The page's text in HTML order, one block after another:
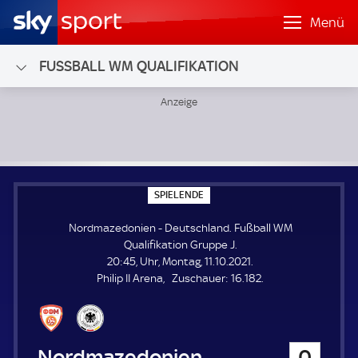
Menü
FUSSBALL WM QUALIFIKATION
SPIELENDE
P
E
E
N
E
Nordmazedonien - Deutschland. Fußball WM
Qualifikation Gruppe J.
20:45, Uhr, Montag, 11.10.2021.
Philip II Arena
Zuschauer: Z
16.182.